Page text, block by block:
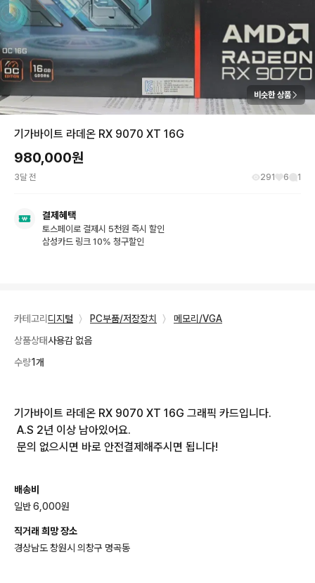
비슷한 상품
기가바이트 라데온 RX 9070 XT 16G
980,000원
3달 전 291 6 1
결제혜택
토스페이로 결제시 5천원 즉시 할인
삼성카드 링크 10% 청구할인
카테고리 디지털 〉 PC부품/저장장치 〉
메모리/VGA
상품상태사용감 없음
수량1개
기가바이트 라데온 RX 9070 XT 16G 그래픽 카드입니다.
문의 없으시면 바로 안전결제해주시면 됩니다!
배송비
일반 6,000원
직거래 희망 장소
경상남도 창원시 의창구 명곡동